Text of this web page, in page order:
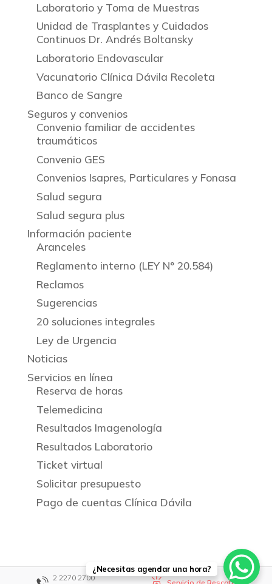
Laboratorio y Toma de Muestras
Unidad de Trasplantes y Cuidados
Continuos Dr. Andrés Boltansky
Laboratorio Endovascular
Vacunatorio Clínica Dávila Recoleta
Banco de Sangre
Seguros y convenios
Convenio familiar de accidentes
traumáticos
Convenio GES
Convenios Isapres, Particulares y Fonasa
Salud segura
Salud segura plus
Información paciente
Aranceles
Reglamento interno (LEY N° 20.584)
Reclamos
Sugerencias
20 soluciones integrales
Ley de Urgencia
Noticias
Servicios en línea
Reserva de horas
Telemedicina
Resultados Imagenología
Resultados Laboratorio
Ticket virtual
Solicitar presupuesto
Pago de cuentas Clínica Dávila
2 2270 2700
Servicio de Rescate
¿Necesitas agendar una hora?